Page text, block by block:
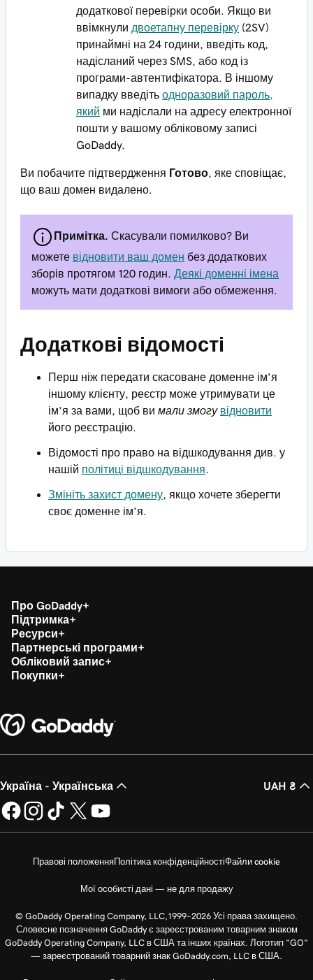
додаткової перевірки особи. Якщо ви
ввімкнули двоетапну перевірку (2SV)
принаймні на 24 години, введіть код,
надісланий через SMS, або код із
програми-автентифікатора. В іншому
випадку введіть одноразовий пароль,
який ми надіслали на адресу електронної
пошти у вашому обліковому записі
GoDaddy.
Ви побачите підтвердження Готово , яке сповіщає,
що ваш домен видалено.
Примітка. Скасували помилково? Ви
можете відновити ваш домен без додаткових
зборів протягом 120 годин.
Деякі доменні імена
можуть мати додаткові вимоги або обмеження.
Додаткові відомості
Перш ніж передати скасоване доменне ім’я
іншому клієнту, реєстр може утримувати це
ім’я за вами, щоб ви мали змогу відновити
його реєстрацію.
Відомості про право на відшкодування див. у
нашій політиці відшкодування
Змініть захист домену , якщо хочете зберегти
своє доменне ім’я.
Про GoDaddy
Підтримка
Ресурси
Партнерські програми
Обліковий запис
Покупки
Україна - Українська UAH ₴
Правові положенняПолітика конфіденційностіФайли cookie
Мої особисті дані — не для продажу
© GoDaddy Operating Company, LLC,1999–2026 Усі права захищено.
Словесне позначення GoDaddy є зареєстрованим товарним знаком
GoDaddy Operating Company, LLC в США та інших країнах. Логотип "GO"
— зареєстрований товарний знак GoDaddy.com, LLC в США.